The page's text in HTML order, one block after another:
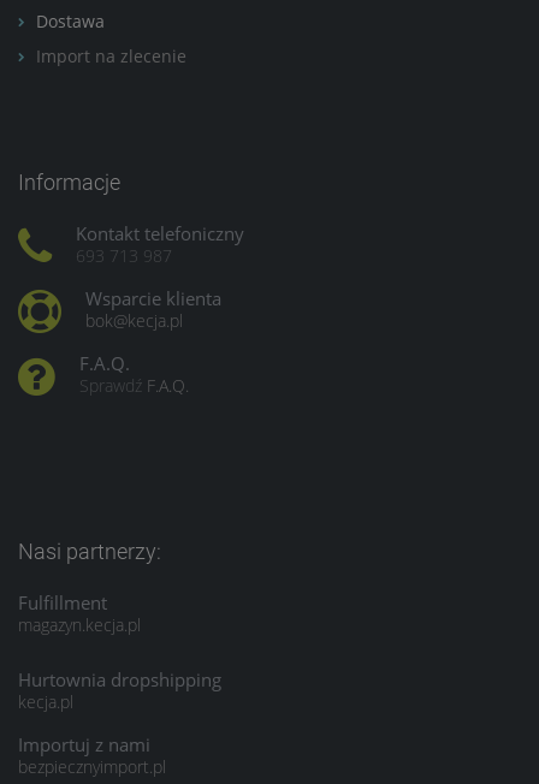
Dostawa
Import na zlecenie
Informacje
Kontakt telefoniczny
693 713 987
Wsparcie klienta
bok@kecja.pl
F.A.Q.
Sprawdź F.A.Q.
Nasi partnerzy:
Fulfillment
magazyn.kecja.pl
Hurtownia dropshipping
kecja.pl
Importuj z nami
bezpiecznyimport.pl